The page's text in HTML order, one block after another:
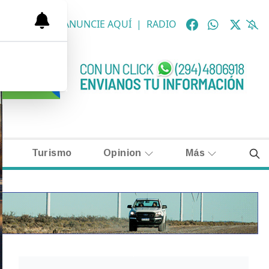
ANUNCIE AQUÍ | RADIO
Turismo Opinion Más